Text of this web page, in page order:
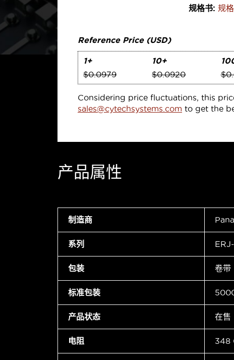
规格书: 规
Reference Price (USD)
1+
$0.0979
10+
$0.0920
Considering price fluctuations, this
sales@cytechsystems.com to get the
产品属性
制造商
系列
包装 卷带
标准包装
产品状态 在售
电阻 348